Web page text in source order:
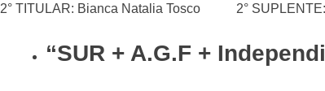
2° TITULAR: Bianca Natalia Tosco 2° SUPLENTE:
“SUR + A.G.F +